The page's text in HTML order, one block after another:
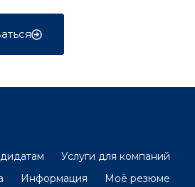
Услуги для компаний
Информация
Моё резюме